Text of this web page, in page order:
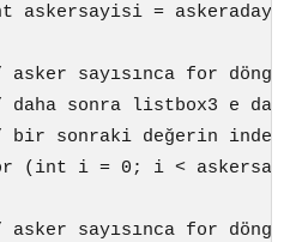
askersayisi =
asker sayısınca for
daha sonra listbox3 e
bir sonraki değerin
(int i = 0; i <
asker sayısınca for